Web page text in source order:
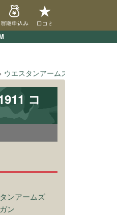
買取申込み 口コミ
ウエスタンアームズ
コ
ンアームズ
ン